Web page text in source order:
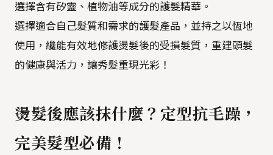
選擇含有矽靈、植物油等成分的護髮精華。
選擇適合自己髮質和需求的護髮產品，並持之以恆地
使用，纔能有效地修護燙髮後的受損髮質，重建頭髮
的健康與活力，讓秀髮重現光彩！
燙髮後應該抹什麼？定型抗毛躁，
完美髮型必備！